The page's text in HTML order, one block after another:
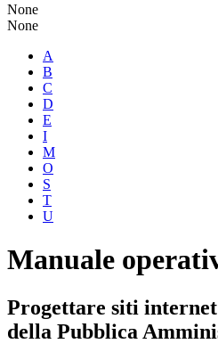
None
None
A
B
C
D
E
I
M
O
S
T
U
Manuale
Progettare siti
della Pubblica